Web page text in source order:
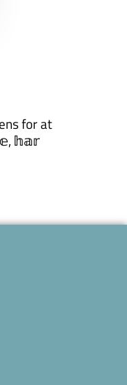
for at
𝕙𝕒𝕣